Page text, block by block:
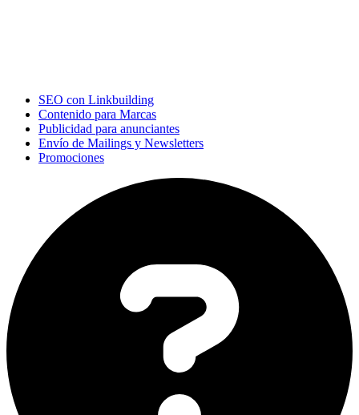
SEO con Linkbuilding
Contenido para Marcas
Publicidad para anunciantes
Envío de Mailings y Newsletters
Promociones